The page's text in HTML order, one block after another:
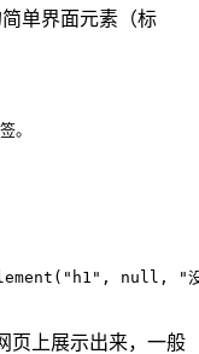
单界面元素（标
。
( "h1" , null , "
页上展示出来，一般